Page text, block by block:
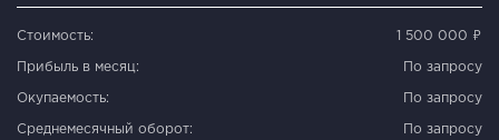
Стоимость: 1 500 000 ₽
Прибыль в месяц: По запросу
Окупаемость: По запросу
Среднемесячный оборот: По запросу